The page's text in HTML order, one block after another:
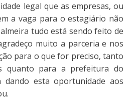
legal que as empresas, ou
a vaga para o estagiário não
tudo está sendo feito de
muito a parceria e nos
para o que for preciso, tanto
quanto para a prefeitura do
dando esta oportunidade aos